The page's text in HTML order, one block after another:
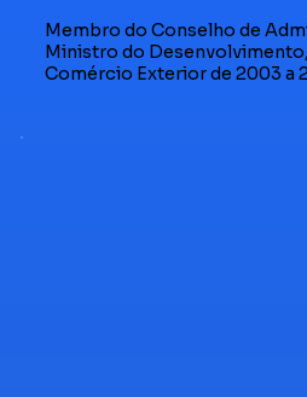
Membro do Conselho de
Ministro do
Comércio Exterior de 2003 a